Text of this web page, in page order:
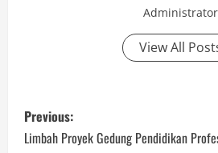
Administrator
View All
P
o
Previous:
Limbah Proyek Gedung Pendidikan